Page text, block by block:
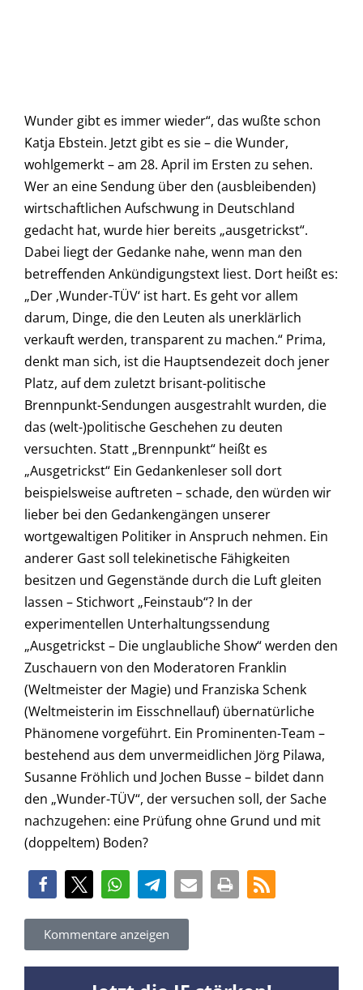
Wunder gibt es immer wieder“, das wußte schon
Katja Ebstein. Jetzt gibt es sie – die Wunder,
wohlgemerkt – am 28. April im Ersten zu sehen.
Wer an eine Sendung über den (ausbleibenden)
wirtschaftlichen Aufschwung in Deutschland
gedacht hat, wurde hier bereits „ausgetrickst“.
Dabei liegt der Gedanke nahe, wenn man den
betreffenden Ankündigungstext liest. Dort heißt es:
„Der ‚Wunder-TÜV‘ ist hart. Es geht vor allem
darum, Dinge, die den Leuten als unerklärlich
verkauft werden, transparent zu machen.“ Prima,
denkt man sich, ist die Hauptsendezeit doch jener
Platz, auf dem zuletzt brisant-politische
Brennpunkt-Sendungen ausgestrahlt wurden, die
das (welt-)politische Geschehen zu deuten
versuchten. Statt „Brennpunkt“ heißt es
„Ausgetrickst“ Ein Gedankenleser soll dort
beispielsweise auftreten – schade, den würden wir
lieber bei den Gedankengängen unserer
wortgewaltigen Politiker in Anspruch nehmen. Ein
anderer Gast soll telekinetische Fähigkeiten
besitzen und Gegenstände durch die Luft gleiten
lassen – Stichwort „Feinstaub“? In der
experimentellen Unterhaltungssendung
„Ausgetrickst – Die unglaubliche Show“ werden den
Zuschauern von den Moderatoren Franklin
(Weltmeister der Magie) und Franziska Schenk
(Weltmeisterin im Eisschnellauf) übernatürliche
Phänomene vorgeführt. Ein Prominenten-Team –
bestehend aus dem unvermeidlichen Jörg Pilawa,
Susanne Fröhlich und Jochen Busse – bildet dann
den „Wunder-TÜV“, der versuchen soll, der Sache
nachzugehen: eine Prüfung ohne Grund und mit
(doppeltem) Boden?
Kommentare anzeigen